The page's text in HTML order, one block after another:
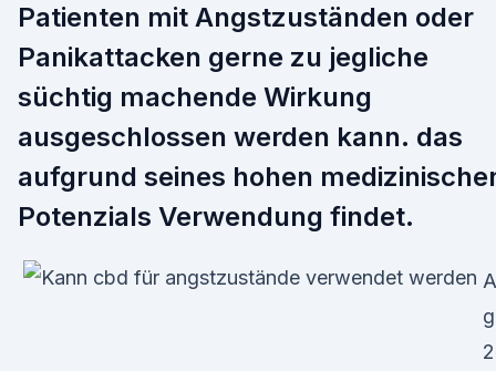
Patienten mit Angstzuständen oder
Panikattacken gerne zu jegliche
süchtig machende Wirkung
ausgeschlossen werden kann. das
aufgrund seines hohen
Potenzials Verwendung findet.